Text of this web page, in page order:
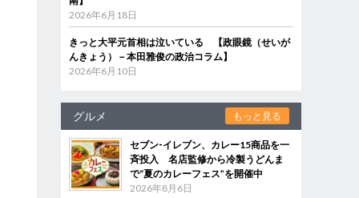
2026年6月18日
きっと大平元首相は泣いている 【政眼鏡（せいが
んきょう）－本田雅俊の政治コラム】
2026年6月10日
グルメ もっと見る
セブン‐イレブン、カレー15商品を一
斉投入 名店監修から冷製うどんま
で“夏のカレーフェス”を開催中
2026年8月6日